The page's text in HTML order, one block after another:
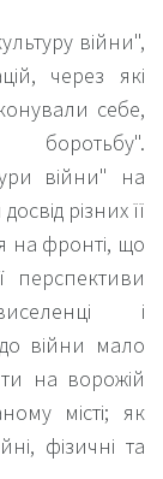
війни",
через які
себе,
війни" на
різних її
на фронті, що
перспективи
і
війни мало
на ворожій
місті; як
фізичні та